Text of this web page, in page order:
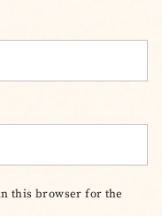
this browser for the